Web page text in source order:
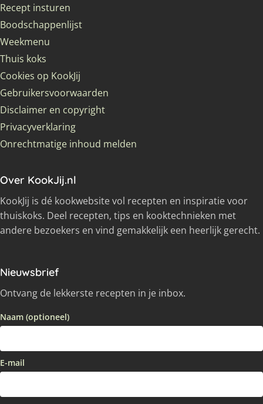
Recept insturen
Boodschappenlijst
Weekmenu
Thuis koks
Cookies op KookJij
Gebruikersvoorwaarden
Disclaimer en copyright
Privacyverklaring
Onrechtmatige inhoud melden
Over KookJij.nl
KookJij is dé kookwebsite vol recepten en inspiratie voor
thuiskoks. Deel recepten, tips en kooktechnieken met
andere bezoekers en vind gemakkelijk een heerlijk gerecht.
Nieuwsbrief
Ontvang de lekkerste recepten in je inbox.
Naam (optioneel)
E-mail